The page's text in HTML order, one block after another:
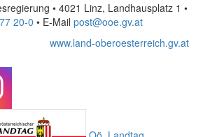
• 4021 Linz, Landhausplatz 1 •
20-0 • E-Mail post@ooe.gv.at
www.land-oberoesterreich.gv.at